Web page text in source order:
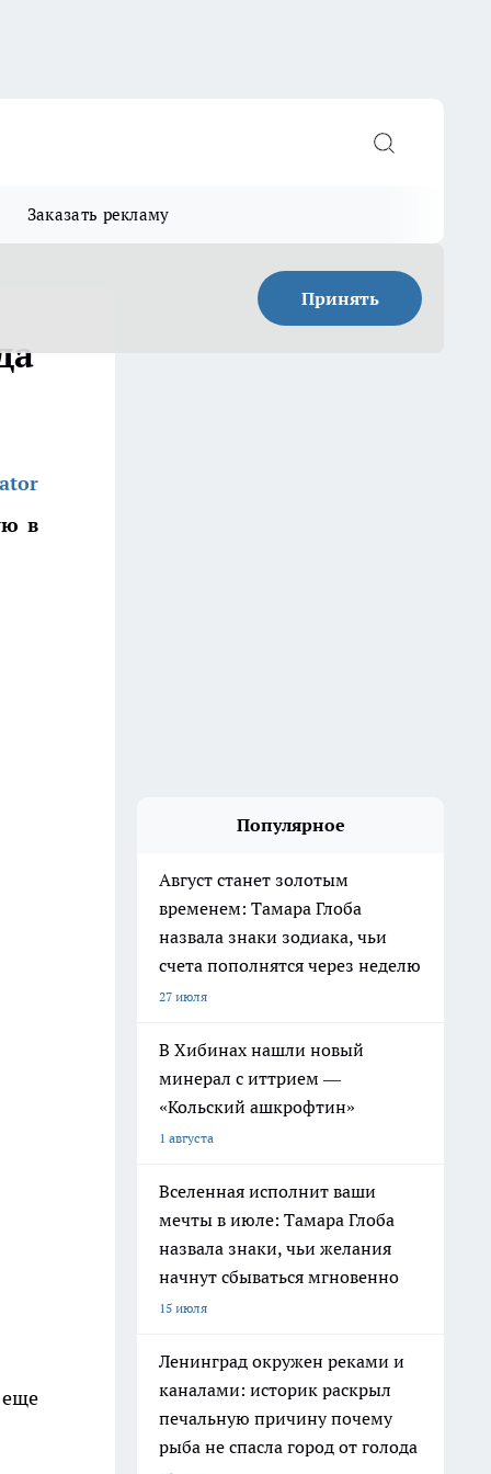
Заказать рекламу
Принять
в
Популярное
Август станет золотым
временем: Тамара Глоба
назвала знаки зодиака, чьи
счета пополнятся через неделю
27 июля
В Хибинах нашли новый
минерал с иттрием —
«Кольский ашкрофтин»
1 августа
Вселенная исполнит ваши
мечты в июле: Тамара Глоба
назвала знаки, чьи желания
начнут сбываться мгновенно
15 июля
Ленинград окружен реками и
каналами: историк раскрыл
печальную причину почему
рыба не спасла город от голода